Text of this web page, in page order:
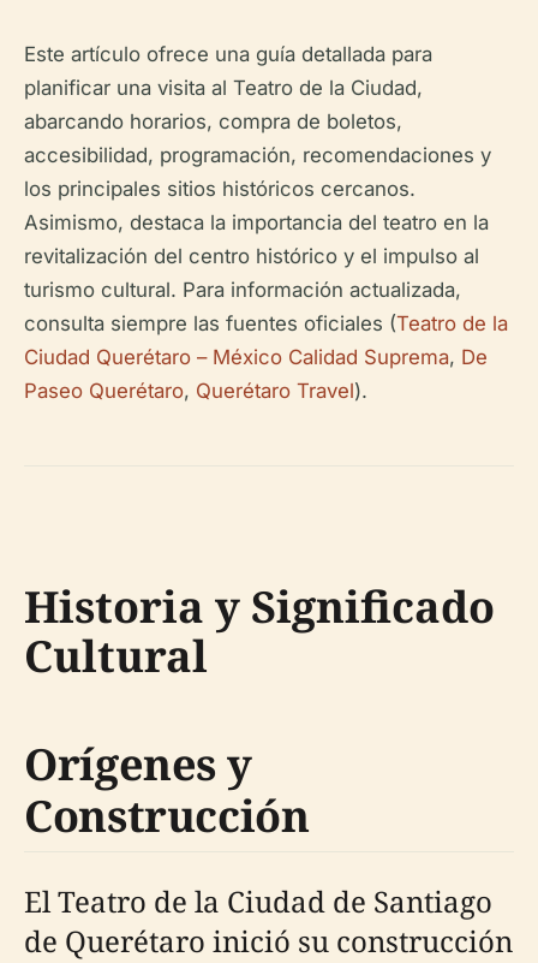
Este artículo ofrece una guía detallada para
planificar una visita al Teatro de la Ciudad,
abarcando horarios, compra de boletos,
accesibilidad, programación, recomendaciones y
los principales sitios históricos cercanos.
Asimismo, destaca la importancia del teatro en la
revitalización del centro histórico y el impulso al
turismo cultural. Para información actualizada,
consulta siempre las fuentes oficiales (Teatro de la
Ciudad Querétaro – México Calidad Suprema, De
Paseo Querétaro, Querétaro Travel).
Historia y Significado
Cultural
Orígenes y
Construcción
El Teatro de la Ciudad de Santiago
de Querétaro inició su construcción